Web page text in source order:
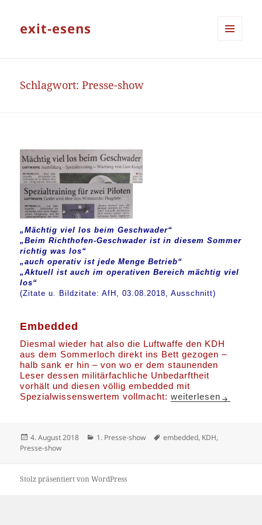
exit-esens
Schlagwort:Presse-show
„Mächtig viel los beim Geschwader“
„Beim Richthofen-Geschwader ist in diesem Sommer
richtig was los“
„auch operativ ist jede Menge Betrieb“
„Aktuell ist auch im operativen Bereich mächtig viel
los“
(Zitate u. Bildzitate: AfH, 03.08.2018, Ausschnitt)
Embedded
Diesmal wieder hat also die Luftwaffe den KDH
aus dem Sommerloch direkt ins Bett gezogen –
halb sank er hin – von wo er dem staunenden
Leser dessen militärfachliche Unbedarftheit
vorhält und diesen völlig embedded mit
Spezialwissenswertem vollmacht:Embedded
weiterlesen
Veröffentlicht
am
4. August 2018 Kategorien
1. Presse-show Schlagwörter
embedded, KDH,
Presse-show
Stolz präsentiert von WordPress